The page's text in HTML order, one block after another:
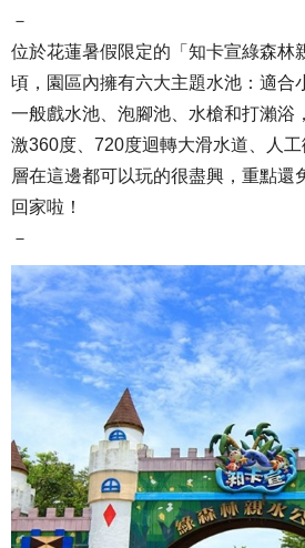
－
位於花蓮暑假限定的「知卡宣綠森林
頃，園區內擁有六大主題水池：適合
一般戲水池、泡腳池、水槍和打瀨浴
激360度、720度迴轉大滑水道、人
層在這邊都可以玩的很盡興，重點還
回家啦！
－